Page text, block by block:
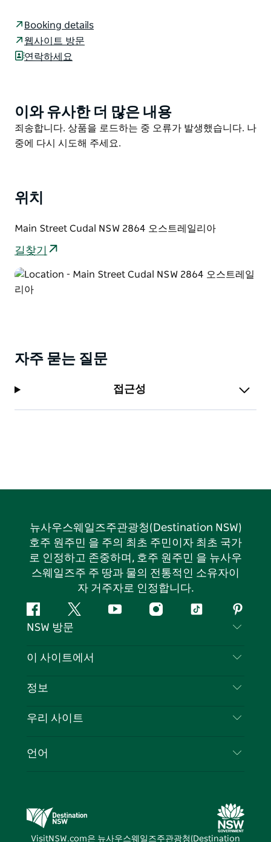
금방 갈 수 있습니다.
금요일부터 일요일까지 쿠달 볼링 클럽에서 저녁 식사를
즐기거나 카본느 푸드 와인 문화 센터를 비롯한 다양한 맛
Booking details
웹사이트 방문
연락하세요
Product
List
이와 유사한 더 많은 내용
Product
List
죄송합니다. 상품을 로드하는 중 오류가 발생했습니다. 나
중에 다시 시도해 주세요.
위치
Main Street Cudal NSW 2864 오스트레일리아
길찾기
자주 묻는 질문
접근성
뉴사우스웨일즈주관광청(Destination NSW)
호주 원주민 을 주의 최초 주민이자 최초 국가
로 인정하고 존중하며, 호주 원주민 을 뉴사우
스웨일즈주 주 땅과 물의 전통적인 소유자이
자 거주자로 인정합니다.
페
이
북
지
다
유
인
틱
핀
터
스
NSW 방문
문의하기
쿠키 고지
이 사이트에서
목적지
이벤트
정보
여행 정보
뉴사우스웨일즈주 의 사업
우리 사이트
뉴사우스웨일즈주관광청(Destination NSW) 미디
어 센터
언어
VisitNSW.com은 뉴사우스웨일즈주관광청(Destination